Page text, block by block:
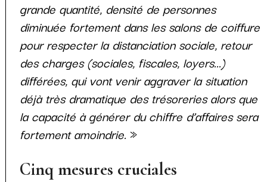
grande quantité, densité de personnes
diminuée fortement dans les salons de coiffure
pour respecter la distanciation sociale, retour
des charges (sociales, fiscales, loyers...)
différées, qui vont venir aggraver la situation
déjà très dramatique des trésoreries alors que
la capacité à générer du chiffre d’affaires sera
fortement amoindrie. »
Cinq mesures cruciales